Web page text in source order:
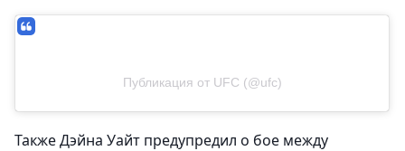
Публикация от UFC (@ufc)
Также Дэйна Уайт предупредил о бое между